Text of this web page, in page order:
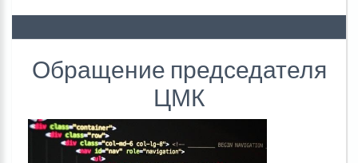
Обращение председателя
ЦМК